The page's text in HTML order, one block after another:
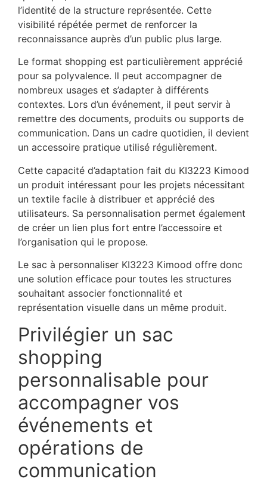
l’identité de la structure représentée. Cette
visibilité répétée permet de renforcer la
reconnaissance auprès d’un public plus large.
Le format shopping est particulièrement apprécié
pour sa polyvalence. Il peut accompagner de
nombreux usages et s’adapter à différents
contextes. Lors d’un événement, il peut servir à
remettre des documents, produits ou supports de
communication. Dans un cadre quotidien, il devient
un accessoire pratique utilisé régulièrement.
Cette capacité d’adaptation fait du KI3223 Kimood
un produit intéressant pour les projets nécessitant
un textile facile à distribuer et apprécié des
utilisateurs. Sa personnalisation permet également
de créer un lien plus fort entre l’accessoire et
l’organisation qui le propose.
Le sac à personnaliser KI3223 Kimood offre donc
une solution efficace pour toutes les structures
souhaitant associer fonctionnalité et
représentation visuelle dans un même produit.
Privilégier un sac
shopping
personnalisable pour
accompagner vos
événements et
opérations de
communication